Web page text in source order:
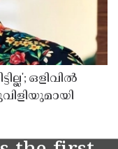
ഒളിവിൽ